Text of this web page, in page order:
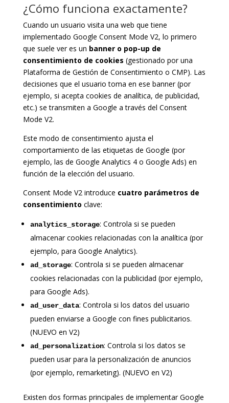
¿Cómo funciona exactamente?
Cuando un usuario visita una web que tiene
implementado Google Consent Mode V2, lo primero
que suele ver es un banner o pop-up de
consentimiento de cookies (gestionado por una
Plataforma de Gestión de Consentimiento o CMP). Las
decisiones que el usuario toma en ese banner (por
ejemplo, si acepta cookies de analítica, de publicidad,
etc.) se transmiten a Google a través del Consent
Mode V2.
Este modo de consentimiento ajusta el
comportamiento de las etiquetas de Google (por
ejemplo, las de Google Analytics 4 o Google Ads) en
función de la elección del usuario.
Consent Mode V2 introduce cuatro parámetros de
consentimiento clave:
analytics_storage: Controla si se pueden
almacenar cookies relacionadas con la analítica (por
ejemplo, para Google Analytics).
ad_storage: Controla si se pueden almacenar
cookies relacionadas con la publicidad (por ejemplo,
para Google Ads).
ad_user_data: Controla si los datos del usuario
pueden enviarse a Google con fines publicitarios.
(NUEVO en V2)
ad_personalization: Controla si los datos se
pueden usar para la personalización de anuncios
(por ejemplo, remarketing). (NUEVO en V2)
Existen dos formas principales de implementar Google